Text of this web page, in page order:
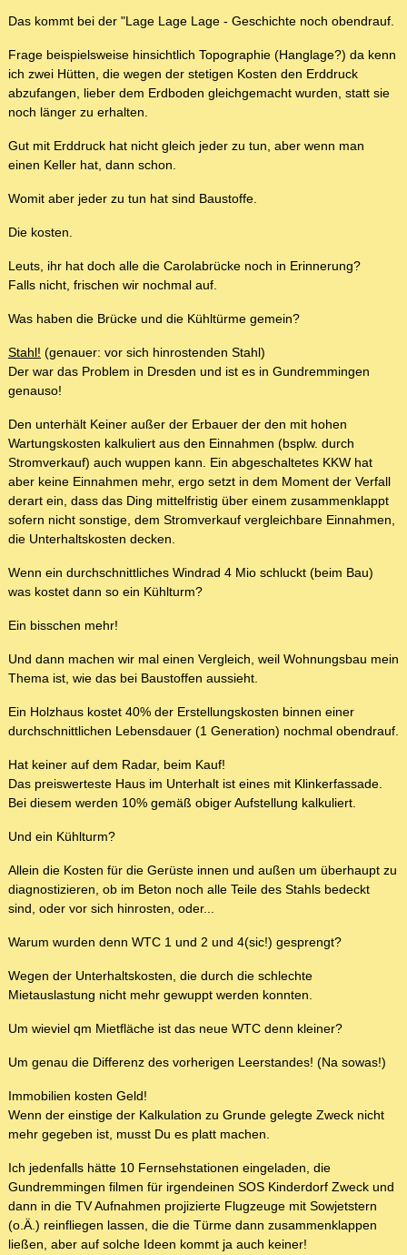
Das kommt bei der "Lage Lage Lage - Geschichte noch obendrauf.
Frage beispielsweise hinsichtlich Topographie (Hanglage?) da kenn
ich zwei Hütten, die wegen der stetigen Kosten den Erddruck
abzufangen, lieber dem Erdboden gleichgemacht wurden, statt sie
noch länger zu erhalten.
Gut mit Erddruck hat nicht gleich jeder zu tun, aber wenn man
einen Keller hat, dann schon.
Womit aber jeder zu tun hat sind Baustoffe.
Die kosten.
Leuts, ihr hat doch alle die Carolabrücke noch in Erinnerung?
Falls nicht, frischen wir nochmal auf.
Was haben die Brücke und die Kühltürme gemein?
Stahl! (genauer: vor sich hinrostenden Stahl)
Der war das Problem in Dresden und ist es in Gundremmingen
genauso!
Den unterhält Keiner außer der Erbauer der den mit hohen
Wartungskosten kalkuliert aus den Einnahmen (bsplw. durch
Stromverkauf) auch wuppen kann. Ein abgeschaltetes KKW hat
aber keine Einnahmen mehr, ergo setzt in dem Moment der Verfall
derart ein, dass das Ding mittelfristig über einem zusammenklappt
sofern nicht sonstige, dem Stromverkauf vergleichbare Einnahmen,
die Unterhaltskosten decken.
Wenn ein durchschnittliches Windrad 4 Mio schluckt (beim Bau)
was kostet dann so ein Kühlturm?
Ein bisschen mehr!
Und dann machen wir mal einen Vergleich, weil Wohnungsbau mein
Thema ist, wie das bei Baustoffen aussieht.
Ein Holzhaus kostet 40% der Erstellungskosten binnen einer
durchschnittlichen Lebensdauer (1 Generation) nochmal obendrauf.
Hat keiner auf dem Radar, beim Kauf!
Das preiswerteste Haus im Unterhalt ist eines mit Klinkerfassade.
Bei diesem werden 10% gemäß obiger Aufstellung kalkuliert.
Und ein Kühlturm?
Allein die Kosten für die Gerüste innen und außen um überhaupt zu
diagnostizieren, ob im Beton noch alle Teile des Stahls bedeckt
sind, oder vor sich hinrosten, oder...
Warum wurden denn WTC 1 und 2 und 4(sic!) gesprengt?
Wegen der Unterhaltskosten, die durch die schlechte
Mietauslastung nicht mehr gewuppt werden konnten.
Um wieviel qm Mietfläche ist das neue WTC denn kleiner?
Um genau die Differenz des vorherigen Leerstandes! (Na sowas!)
Immobilien kosten Geld!
Wenn der einstige der Kalkulation zu Grunde gelegte Zweck nicht
mehr gegeben ist, musst Du es platt machen.
Ich jedenfalls hätte 10 Fernsehstationen eingeladen, die
Gundremmingen filmen für irgendeinen SOS Kinderdorf Zweck und
dann in die TV Aufnahmen projizierte Flugzeuge mit Sowjetstern
(o.Ä.) reinfliegen lassen, die die Türme dann zusammenklappen
ließen, aber auf solche Ideen kommt ja auch keiner!